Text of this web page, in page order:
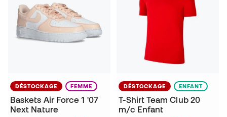
DÉSTOCKAGE FEMME
Baskets Air Force 1 '07
Next Nature
DÉSTOCKAGE ENFANT
T-Shirt Team Club 20
m/c Enfant